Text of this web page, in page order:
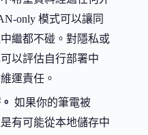
only 模式可以讓同
繼都不碰。對隱私或
以評估自行部署中
運責任。
如果你的筆電被
有可能從本地儲存中